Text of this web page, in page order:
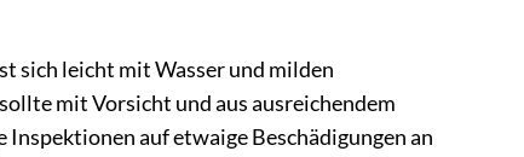
sich leicht mit Wasser und milden
mit Vorsicht und aus ausreichendem
auf etwaige Beschädigungen an